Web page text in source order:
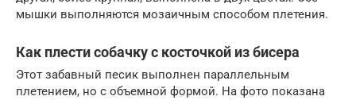
мышки выполняются мозаичным способом плетения.
Как плести собачку с косточкой из бисера
Этот забавный песик выполнен параллельным
плетением, но с объемной формой. На фото показана